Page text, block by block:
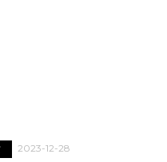
2023-12-28